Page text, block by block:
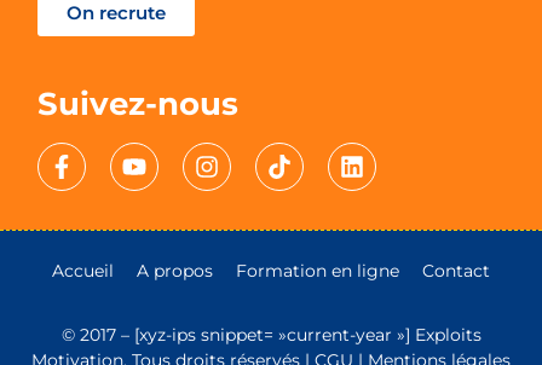
On recrute
Suivez-nous
© 2017 – [xyz-ips snippet= »current-year »] Exploits
Motivation. Tous droits réservés | CGU | Mentions légales
Accueil A propos Formation en ligne Contact